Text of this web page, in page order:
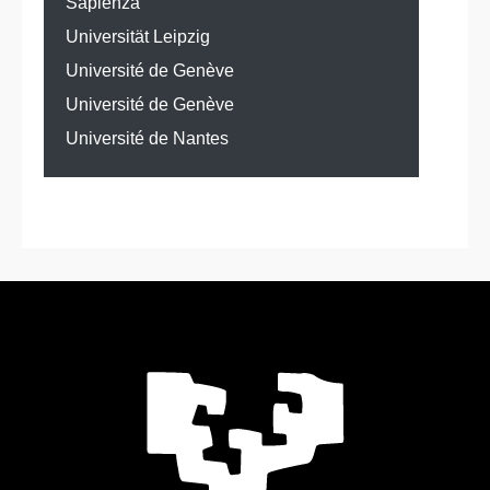
Universität Leipzig
Université de Genève
Université de Genève
Université de Nantes